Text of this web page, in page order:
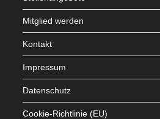
Mitglied werden
Kontakt
Impressum
Datenschutz
Cookie-Richtlinie (EU)